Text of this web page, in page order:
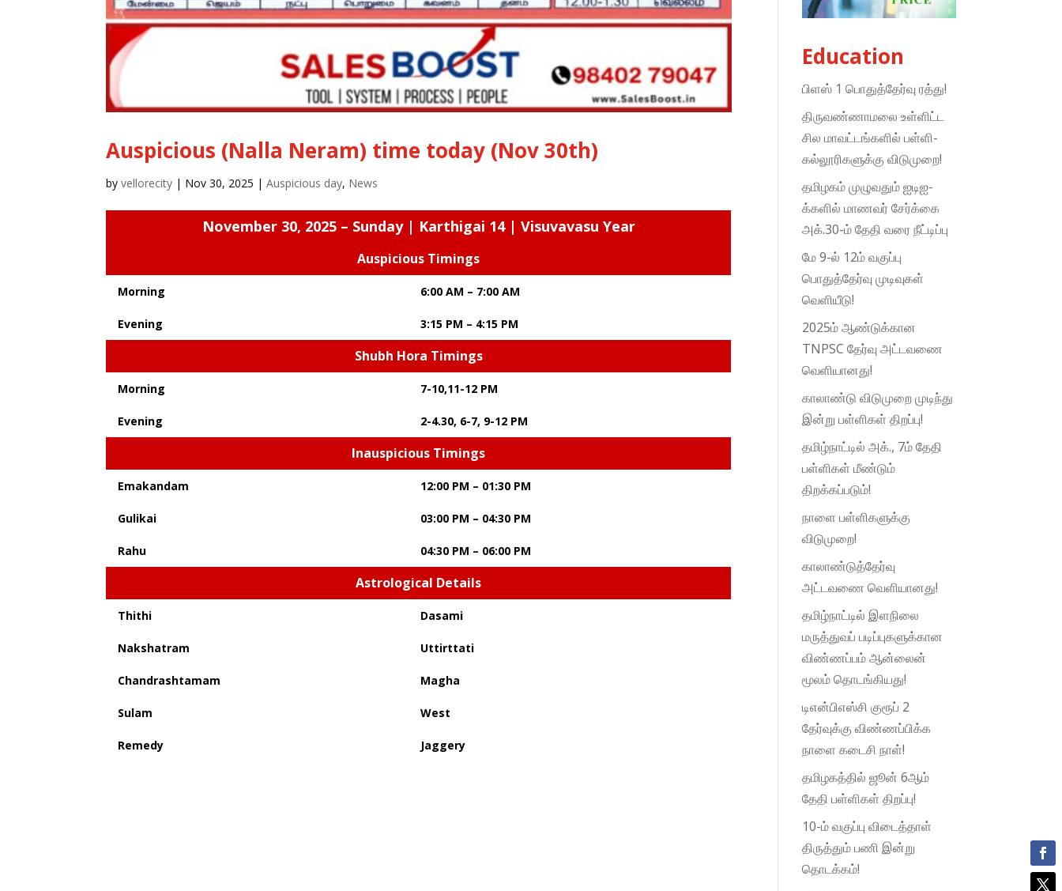
Auspicious (Nalla Neram) time today (Nov 30th)
byvellorecity | Nov 30, 2025 |Auspicious day, News
November 30, 2025 – Sunday | Karthigai 14 | Visuvavasu Year
Auspicious Timings
Morning 6:00 AM – 7:00 AM
Evening 3:15 PM – 4:15 PM
Shubh Hora Timings
Morning 7-10,11-12 PM
Evening 2-4.30, 6-7, 9-12 PM
Inauspicious Timings
Emakandam 12:00 PM – 01:30 PM
Gulikai 03:00 PM – 04:30 PM
Rahu 04:30 PM – 06:00 PM
Astrological Details
Thithi Dasami
Nakshatram Uttirttati
Chandrashtamam Magha
Sulam West
Remedy Jaggery
Education
பிளஸ் 1 பொதுத்தேர்வு ரத்து!
திருவண்ணாமலை உள்ளிட்ட
சில மாவட்டங்களில் பள்ளி-
கல்லூரிகளுக்கு விடுமுறை!
தமிழகம் முழுவதும் ஐடிஐ-
க்களில் மாணவர் சேர்க்கை
அக்.30-ம் தேதி வரை நீட்டிப்பு
மே 9-ல் 12ம் வகுப்பு
பொதுத்தேர்வு முடிவுகள்
வெளியீடு!
2025ம் ஆண்டுக்கான
TNPSC தேர்வு அட்டவணை
வெளியானது!
காலாண்டு விடுமுறை முடிந்து
இன்று பள்ளிகள் திறப்பு!
தமிழ்நாட்டில் அக்., 7ம் தேதி
பள்ளிகள் மீண்டும்
திறக்கப்படும்!
நாளை பள்ளிகளுக்கு
விடுமுறை!
காலாண்டுத்தேர்வு
அட்டவணை வெளியானது!
தமிழ்நாட்டில் இளநிலை
மருத்துவப் படிப்புகளுக்கான
விண்ணப்பம் ஆன்லைன்
மூலம் தொடங்கியது!
டிஎன்பிஎஸ்சி குரூப் 2
தேர்வுக்கு விண்ணப்பிக்க
நாளை கடைசி நாள்!
தமிழகத்தில் ஜூன் 6ஆம்
தேதி பள்ளிகள் திறப்பு!
10-ம் வகுப்பு விடைத்தாள்
திருத்தும் பணி இன்று
தொடக்கம்!